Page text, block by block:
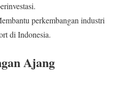
perkembangan industri
di Indonesia.
Ajang